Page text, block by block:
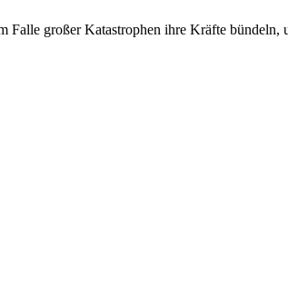
großer Katastrophen ihre Kräfte bündeln,